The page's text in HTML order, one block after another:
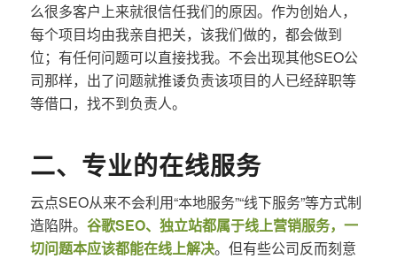
么很多客户上来就很信任我们的原因。作为创始人，
每个项目均由我亲自把关，该我们做的，都会做到
位；有任何问题可以直接找我。不会出现其他SEO公
司那样，出了问题就推诿负责该项目的人已经辞职等
等借口，找不到负责人。
二、专业的在线服务
云点SEO从来不会利用“本地服务”“线下服务”等方式制
造陷阱。 谷歌SEO、独立站都属于线上营销服务，一
切问题本应该都能在线上解决。但有些公司反而刻意